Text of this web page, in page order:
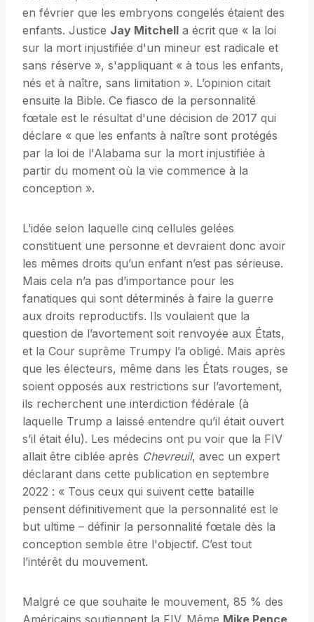
en février que les embryons congelés étaient des
enfants. Justice Jay Mitchell a écrit que « la loi
sur la mort injustifiée d'un mineur est radicale et
sans réserve », s'appliquant « à tous les enfants,
nés et à naître, sans limitation ». L’opinion citait
ensuite la Bible. Ce fiasco de la personnalité
fœtale est le résultat d'une décision de 2017 qui
déclare « que les enfants à naître sont protégés
par la loi de l'Alabama sur la mort injustifiée à
partir du moment où la vie commence à la
conception ».
L’idée selon laquelle cinq cellules gelées
constituent une personne et devraient donc avoir
les mêmes droits qu’un enfant n’est pas sérieuse.
Mais cela n’a pas d’importance pour les
fanatiques qui sont déterminés à faire la guerre
aux droits reproductifs. Ils voulaient que la
question de l’avortement soit renvoyée aux États,
et la Cour suprême Trumpy l’a obligé. Mais après
que les électeurs, même dans les États rouges, se
soient opposés aux restrictions sur l’avortement,
ils recherchent une interdiction fédérale (à
laquelle Trump a laissé entendre qu’il était ouvert
s’il était élu). Les médecins ont pu voir que la FIV
allait être ciblée après Chevreuil, avec un expert
déclarant dans cette publication en septembre
2022 : « Tous ceux qui suivent cette bataille
pensent définitivement que la personnalité est le
but ultime – définir la personnalité fœtale dès la
conception semble être l'objectif. C’est tout
l’intérêt du mouvement.
Malgré ce que souhaite le mouvement, 85 % des